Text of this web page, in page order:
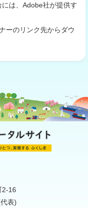
は、Adobe社が提供す
ーのリンク先からダウ
2-16
表)